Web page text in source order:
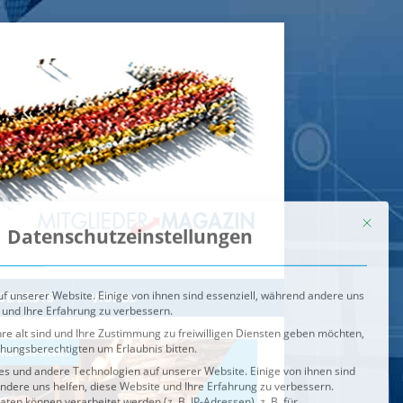
VIDEOS
unserer Website. Einige von ihnen sind essenziell, während andere uns
Ihre Erfahrung zu verbessern.
alt sind und Ihre Zustimmung zu freiwilligen Diensten geben möchten,
um Erlaubnis bitten.
und andere Technologien auf unserer Website. Einige von ihnen sind
uns helfen, diese Website und Ihre Erfahrung zu verbessern.
können verarbeitet werden (z. B. IP-Adressen), z. B. für
und Inhalte oder Anzeigen- und Inhaltsmessung.
Verwendung Ihrer Daten finden Sie in unsererDatenschutzerklärung
Service-Gruppen, für die eine Einwilligung erteilt werden
Externe Medien
Speichern
Alle akzeptieren